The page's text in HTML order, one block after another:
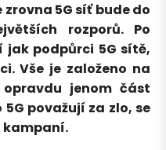
5G síť bude do
rozporů. Po
jak podpůrci 5G sítě,
Vše je založeno na
jenom část
považují za zlo, se